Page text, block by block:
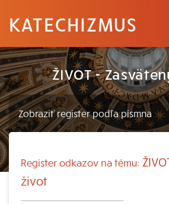
KATECHIZMUS
ŽIVOT -
Register odkazov na tému:
život